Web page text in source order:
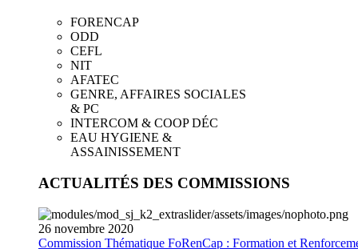
FORENCAP
ODD
CEFL
NIT
AFATEC
GENRE, AFFAIRES SOCIALES
& PC
INTERCOM & COOP DÉC
EAU HYGIENE &
ASSAINISSEMENT
ACTUALITÉS DES COMMISSIONS
26 novembre 2020
Commission Thématique FoRenCap : Formation et